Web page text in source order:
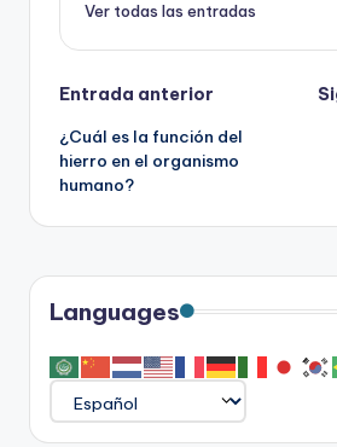
Ver todas las entradas
Navegación
de
entradas
Entrada anterior
¿Cuál es la función del
hierro en el organismo
humano?
Languages